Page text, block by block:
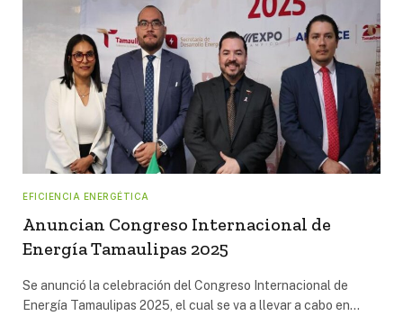
EFICIENCIA ENERGÉTICA
Anuncian Congreso Internacional de
Energía Tamaulipas 2025
Se anunció la celebración del Congreso Internacional de
Energía Tamaulipas 2025, el cual se va a llevar a cabo en…